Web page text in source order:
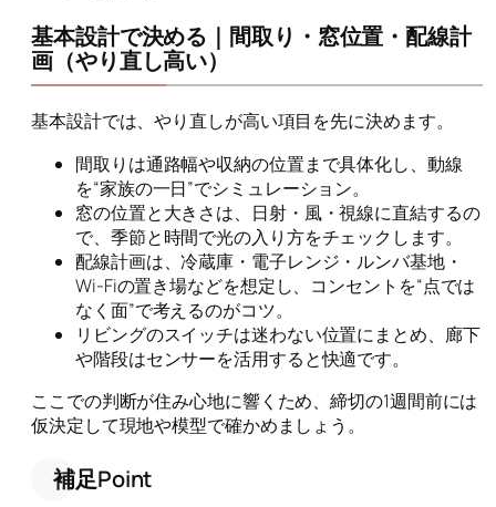
基本設計で決める｜間取り・窓位置・配線計
画（やり直し高い）
基本設計では、やり直しが高い項目を先に決めます。
間取りは通路幅や収納の位置まで具体化し、動線
を“家族の一日”でシミュレーション。
窓の位置と大きさは、日射・風・視線に直結するの
で、季節と時間で光の入り方をチェックします。
配線計画は、冷蔵庫・電子レンジ・ルンバ基地・
Wi-Fiの置き場などを想定し、コンセントを“点では
なく面”で考えるのがコツ。
リビングのスイッチは迷わない位置にまとめ、廊下
や階段はセンサーを活用すると快適です。
ここでの判断が住み心地に響くため、締切の1週間前には
仮決定して現地や模型で確かめましょう。
補足Point